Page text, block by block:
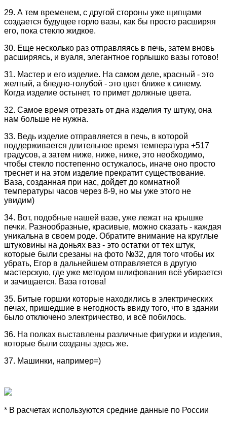
29. А тем временем, с другой стороны уже щипцами
создается будущее горло вазы, как бы просто расширяя
его, пока стекло жидкое.
30. Еще несколько раз отправляясь в печь, затем вновь
расширяясь, и вуаля, элегантное горлышко вазы готово!
31. Мастер и его изделие. На самом деле, красный - это
желтый, а бледно-голубой - это цвет ближе к синему.
Когда изделие остынет, то примет должные цвета.
32. Самое время отрезать от дна изделия ту штуку, она
нам больше не нужна.
33. Ведь изделие отправляется в печь, в которой
поддерживается длительное время температура +517
градусов, а затем ниже, ниже, ниже, это необходимо,
чтобы стекло постепенно остужалось, иначе оно просто
треснет и на этом изделие прекратит существование.
Ваза, созданная при нас, дойдет до комнатной
температуры часов через 8-9, но мы уже этого не
увидим)
34. Вот, подобные нашей вазе, уже лежат на крышке
печки. Разнообразные, красивые, можно сказать - каждая
уникальна в своем роде. Обратите внимание на круглые
штуковины на доньях ваз - это остатки от тех штук,
которые были срезаны на фото №32, для того чтобы их
убрать, Егор в дальнейшем отправляется в другую
мастерскую, где уже методом шлифования всё убирается
и зачищается. Ваза готова!
35. Битые горшки которые находились в электрических
печах, пришедшие в негодность ввиду того, что в здании
было отключено электричество, и всё побилось.
36. На полках выставлены различные фигурки и изделия,
которые были созданы здесь же.
37. Машинки, например=)
* В расчетах используются средние данные по России